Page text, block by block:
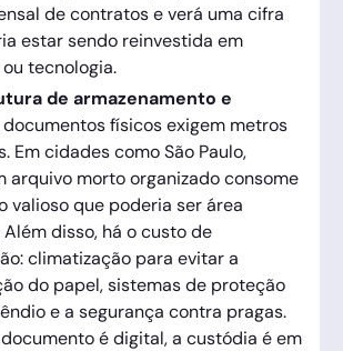
de contratos e verá uma cifra
estar sendo reinvestida em
tecnologia.
de armazenamento e
físicos exigem metros
Em cidades como São Paulo,
arquivo morto organizado consome
valioso que poderia ser área
disso, há o custo de
climatização para evitar a
do papel, sistemas de proteção
e a segurança contra pragas.
é digital, a custódia é em